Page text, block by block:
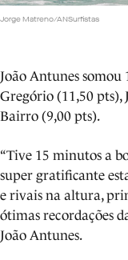
Jorge Matreno/ANSurfistas
João Antunes somou
Gregório (11,50 pts),
Bairro (9,00 pts).
“Tive 15 minutos a
super gratificante
e rivais na altura,
ótimas recordações
João Antunes.